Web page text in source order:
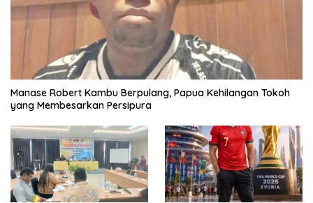
Manase Robert Kambu Berpulang, Papua Kehilangan Tokoh
yang Membesarkan Persipura